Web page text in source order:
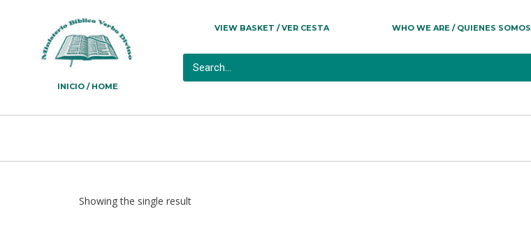
INICIO / HOME
VIEW BASKET / VER CESTA WHO WE ARE / QUIENES SOMOS
Showing the single result